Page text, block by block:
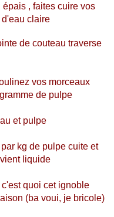
, faites cuire vos
claire
de couteau traverse
vos morceaux
de pulpe
et pulpe
kg de pulpe cuite et
liquide
quoi cet ignoble
(ba voui, je bricole)